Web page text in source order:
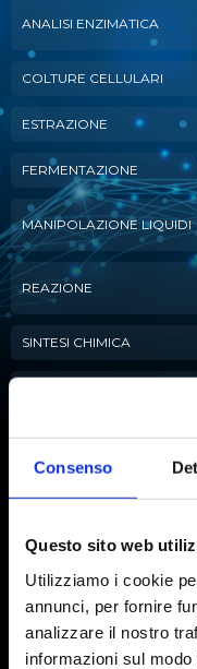
Consenso
Questo sito web
Utilizziamo i cookie
annunci, per fornire
analizzare il nostro
informazioni sul
ANALISI ENZIMATICA
COLTURE CELLULARI
ESTRAZIONE
FERMENTAZIONE
MANIPOLAZIONE LIQUIDI
REAZIONE
SINTESI CHIMICA
Iscriviti alla
visione dell'